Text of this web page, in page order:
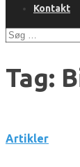
Kontakt
Søg
Tag:
Artikler